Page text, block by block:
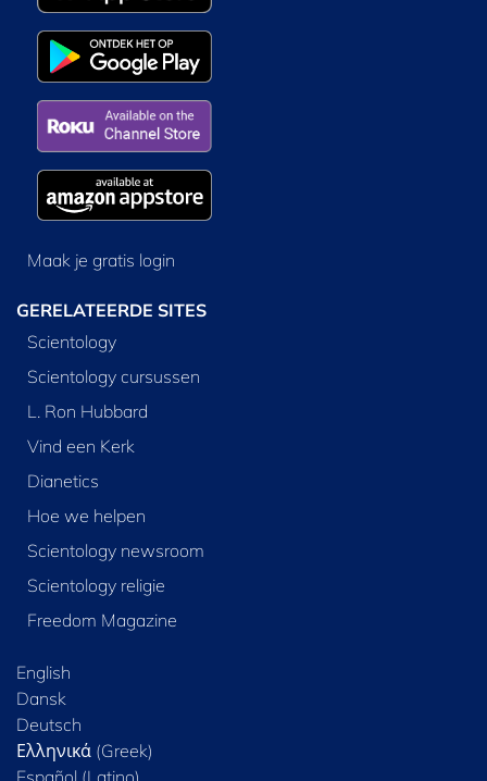
Maak je gratis login
GERELATEERDE SITES
Scientology
Scientology cursussen
L. Ron Hubbard
Vind een Kerk
Dianetics
Hoe we helpen
Scientology newsroom
Scientology religie
Freedom Magazine
English
Dansk
Deutsch
Ελληνικά (Greek)